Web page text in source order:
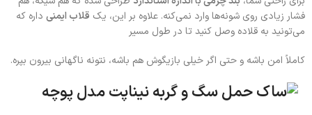
فشار زیادی روی شونه‌ها وارد نمی‌کنه. علاوه بر این، یک قلاب ایمنی داره که
می‌تونید به قلاده وصل کنید تا در طول مسیر
کاملاً امن باشه و حتی اگر خیلی بازیگوش هم باشه، نتونه ناگهانی بیرون بپره.